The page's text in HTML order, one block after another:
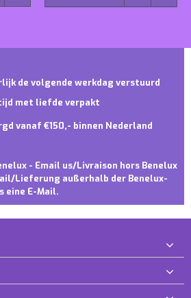
de volgende werkdag verstuurd
met liefde verpakt
vanaf €150,- binnen Nederland
- Email us/Livraison hors Benelux
Lieferung außerhalb der Benelux-
eine E-Mail.